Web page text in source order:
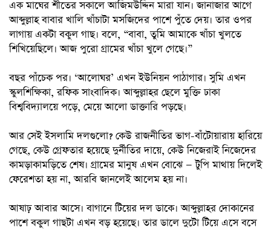
এক মাঘের শীতের সকালে আজিমউদ্দিন মারা যান। জানাজার আগে
আব্দুল্লাহ বাবার খালি খাঁচাটা মসজিদের পাশে পুঁতে দেয়। তার ওপর
লাগায় একটা বকুল গাছ। বলে, “বাবা, তুমি আমাকে খাঁচা খুলতে
শিখিয়েছিলে। আজ পুরো গ্রামের খাঁচা খুলে গেছে।”
বছর পাঁচেক পর। ‘আলোঘর’ এখন ইউনিয়ন পাঠাগার। সুমি এখন
স্কুলশিক্ষিকা, রফিক সাংবাদিক। আব্দুল্লাহর ছেলে মুক্তি ঢাকা
বিশ্ববিদ্যালয়ে পড়ে, মেয়ে আলো ডাক্তারি পড়ছে।
আর সেই ইসলামি দলগুলো? কেউ রাজনীতির ভাগ-বাঁটোয়ারায় হারিয়ে
গেছে, কেউ গ্রেফতার হয়েছে দুর্নীতির দায়ে, কেউ নিজেরাই নিজেদের
কামড়াকামড়িতে শেষ। গ্রামের মানুষ এখন বোঝে — টুপি মাথায় দিলেই
ফেরেশতা হয় না, আরবি জানলেই আলেম হয় না।
আষাঢ় আবার আসে। বাগানে টিয়ের দল ডাকে। আব্দুল্লাহর দোকানের
পাশে বকুল গাছটা এখন বড় হয়েছে। তার ডালে দুটো টিয়ে এসে বসে